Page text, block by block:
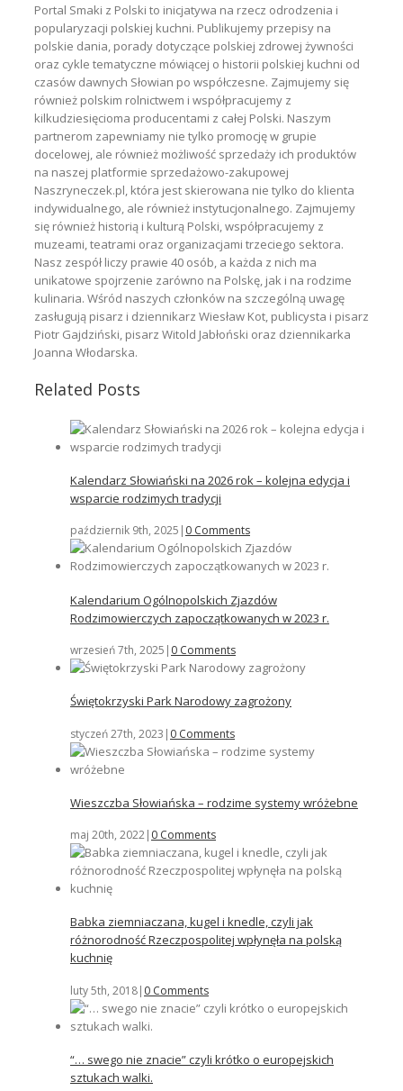
Portal Smaki z Polski to inicjatywa na rzecz odrodzenia i
popularyzacji polskiej kuchni. Publikujemy przepisy na
polskie dania, porady dotyczące polskiej zdrowej żywności
oraz cykle tematyczne mówiącej o historii polskiej kuchni od
czasów dawnych Słowian po współczesne. Zajmujemy się
również polskim rolnictwem i współpracujemy z
kilkudziesięcioma producentami z całej Polski. Naszym
partnerom zapewniamy nie tylko promocję w grupie
docelowej, ale również możliwość sprzedaży ich produktów
na naszej platformie sprzedażowo-zakupowej
Naszryneczek.pl, która jest skierowana nie tylko do klienta
indywidualnego, ale również instytucjonalnego. Zajmujemy
się również historią i kulturą Polski, współpracujemy z
muzeami, teatrami oraz organizacjami trzeciego sektora.
Nasz zespół liczy prawie 40 osób, a każda z nich ma
unikatowe spojrzenie zarówno na Polskę, jak i na rodzime
kulinaria. Wśród naszych członków na szczególną uwagę
zasługują pisarz i dziennikarz Wiesław Kot, publicysta i pisarz
Piotr Gajdziński, pisarz Witold Jabłoński oraz dziennikarka
Joanna Włodarska.
Related Posts
Kalendarz Słowiański na 2026 rok – kolejna edycja i
wsparcie rodzimych tradycji
październik 9th, 2025 0 Comments
Kalendarium Ogólnopolskich Zjazdów
Rodzimowierczych zapoczątkowanych w 2023 r.
wrzesień 7th, 2025 | 0 Comments
Świętokrzyski Park Narodowy zagrożony
styczeń 27th, 2023 | 0 Comments
Wieszczba Słowiańska – rodzime systemy wróżebne
maj 20th, 2022| 0 Comments
Babka ziemniaczana, kugel i knedle, czyli jak
różnorodność Rzeczpospolitej wpłynęła na polską
kuchnię
luty 5th, 2018| 0 Comments
“… swego nie znacie” czyli krótko o europejskich
sztukach walki.